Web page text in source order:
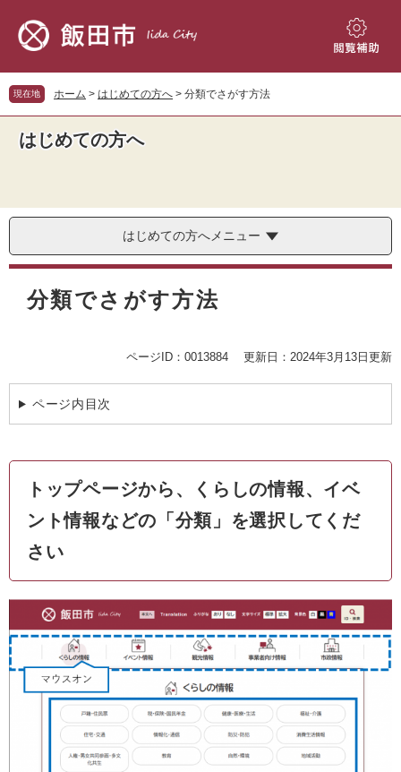
先
頭
す。
を
飛
へ
閲
現在地 ホーム > はじめての方へ > 分類でさがす方法
はじめての方へ
はじめての方へメニュー
本
分類でさがす方法
ページID：0013884 更新日：2024年3月13日更新
ページ内目次
トップページから、くらしの情報、イベ
ント情報などの「分類」を選択してくだ
さい